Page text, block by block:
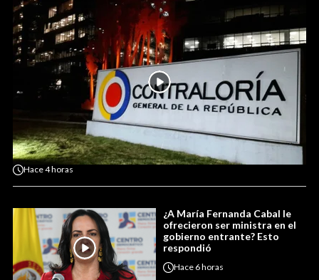
Hace4 horas
¿A María Fernanda Cabal le
ofrecieron ser ministra en el
gobierno entrante? Esto
respondió
Hace 6 horas